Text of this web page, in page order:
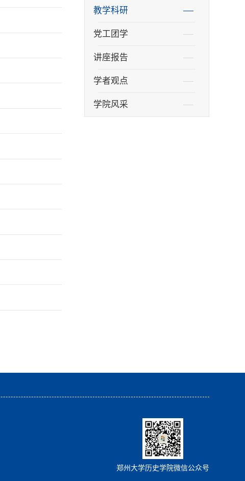
教学科研
党工团学
讲座报告
学者观点
学院风采
郑州大学历史学院微信公众号